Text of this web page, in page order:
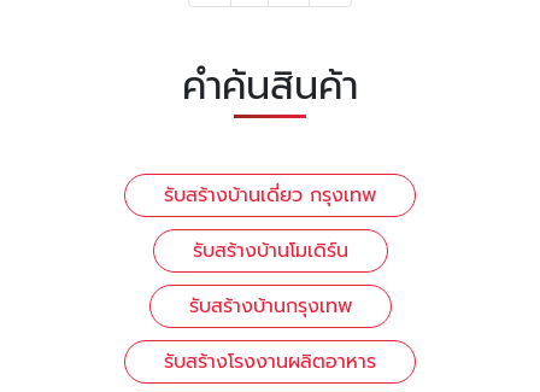
คำค้นสินค้า
รับสร้างบ้านเดี่ยว กรุงเทพ
รับสร้างบ้านโมเดิร์น
รับสร้างบ้านกรุงเทพ
รับสร้างโรงงานผลิตอาหาร